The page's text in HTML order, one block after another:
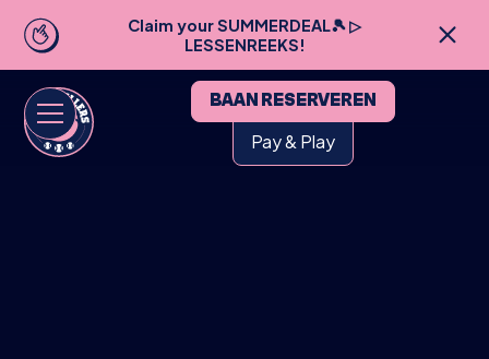
Claim your SUMMERDEAL🎾 ▷
LESSENREEKS!
BAAN RESERVEREN
Pay & Play